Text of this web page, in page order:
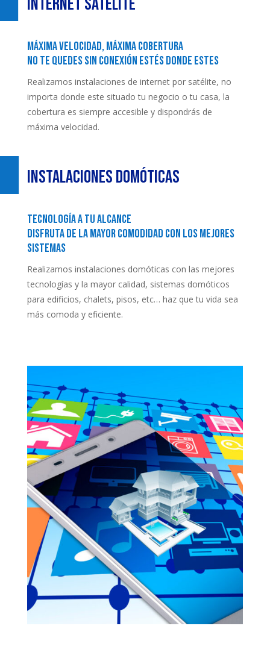
Máxima velocidad, máxima cobertura
No te quedes sin conexión estés donde estes
Realizamos instalaciones de internet por satélite, no
importa donde este situado tu negocio o tu casa, la
cobertura es siempre accesible y dispondrás de
máxima velocidad.
Instalaciones Domóticas
Tecnología a tu alcance
disfruta de la mayor comodidad con los mejores
sistemas
Realizamos instalaciones domóticas con las mejores
tecnologías y la mayor calidad, sistemas domóticos
para edificios, chalets, pisos, etc… haz que tu vida sea
más comoda y eficiente.